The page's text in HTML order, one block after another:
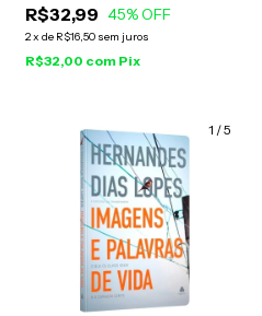
R$32,99 45% OFF
2x de R$16,50 sem juros
R$32,00 com Pix
1 /5